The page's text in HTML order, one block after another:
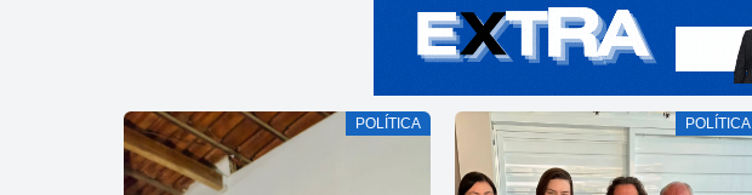
POLÍTICA POLÍTICA